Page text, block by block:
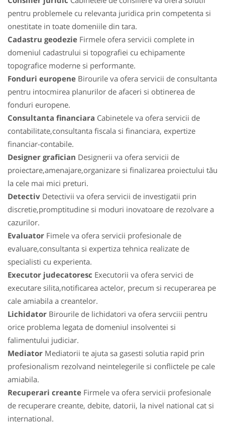
pentru problemele cu relevanta juridica prin competenta si
onestitate in toate domeniile din tara.
Cadastru geodezie Firmele ofera servicii complete in
domeniul cadastrului si topografiei cu echipamente
topografice moderne si performante.
Fonduri europene Birourile va ofera servicii de consultanta
pentru intocmirea planurilor de afaceri si obtinerea de
fonduri europene.
Consultanta financiara Cabinetele va ofera servicii de
contabilitate,consultanta fiscala si financiara, expertize
financiar-contabile.
Designer grafician Designerii va ofera servicii de
proiectare,amenajare,organizare si finalizarea proiectului tău
la cele mai mici preturi.
Detectiv Detectivii va ofera servicii de investigatii prin
discretie,promptitudine si moduri inovatoare de rezolvare a
cazurilor.
Evaluator Fimele va ofera servicii profesionale de
evaluare,consultanta si expertiza tehnica realizate de
specialisti cu experienta.
Executor judecatoresc Executorii va ofera servici de
executare silita,notificarea actelor, precum si recuperarea pe
cale amiabila a creantelor.
Lichidator Birourile de lichidatori va ofera servciii pentru
orice problema legata de domeniul insolventei si
falimentului judiciar.
Mediator Mediatorii te ajuta sa gasesti solutia rapid prin
profesionalism rezolvand neintelegerile si conflictele pe cale
amiabila.
Recuperari creante Firmele va ofera servicii profesionale
de recuperare creante, debite, datorii, la nivel national cat si
international.